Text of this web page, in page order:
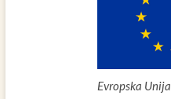
Evropska Unija